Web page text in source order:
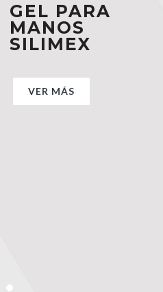
GEL PARA
MANOS
SILIMEX
VER MÁS
GEL PARA
MANOS
SILIMEX
VER MÁS
GEL PARA
MANOS
SILIMEX
VER MÁS